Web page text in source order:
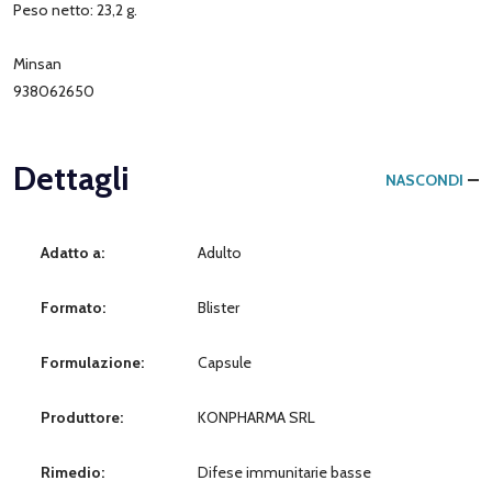
Peso netto: 23,2 g.
Minsan
938062650
Dettagli NASCONDI
Adatto a: Adulto
Formato: Blister
Formulazione: Capsule
Produttore: KONPHARMA SRL
Rimedio: Difese immunitarie basse